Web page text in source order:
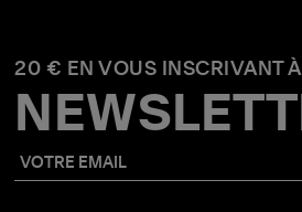
20 € EN VOUS INSCRIVANT